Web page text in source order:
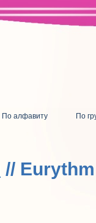
По алфавиту
По
//